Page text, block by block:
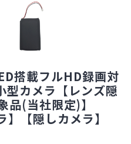
搭載フルHD録画対
カメラ【レンズ隠
品(当社限定)】
】【隠しカメラ】